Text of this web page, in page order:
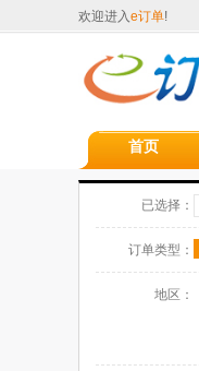
欢迎进入e订单!
首页
已选择：
订单类型：
地区：